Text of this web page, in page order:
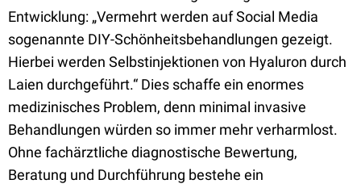
Entwicklung: „Vermehrt werden auf Social Media
sogenannte DIY-Schönheitsbehandlungen gezeigt.
Hierbei werden Selbstinjektionen von Hyaluron durch
Laien durchgeführt.“ Dies schaffe ein enormes
medizinisches Problem, denn minimal invasive
Behandlungen würden so immer mehr verharmlost.
Ohne fachärztliche diagnostische Bewertung,
Beratung und Durchführung bestehe ein